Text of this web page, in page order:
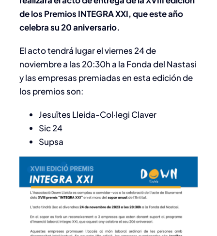
de los Premios INTEGRA XXI, que este año
celebra su 20 aniversario.
El acto tendrá lugar el viernes 24 de
noviembre a las 20:30h a la Fonda del Nastasi
y las empresas premiadas en esta edición de
los premios son:
Jesuïtes Lleida-Col·legi Claver
Sic 24
Supsa